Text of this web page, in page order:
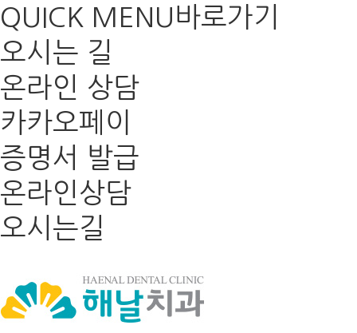
QUICK MENU바로가기
오시는 길
온라인 상담
카카오페이
증명서 발급
온라인상담
오시는길